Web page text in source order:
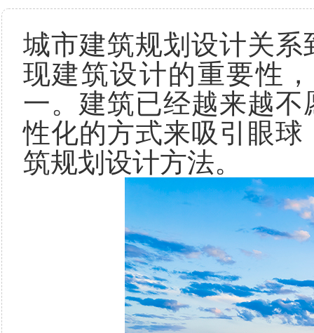
城市建筑规划设计关
现建筑设计的重要性
一。建筑已经越来越
性化的方式来吸引眼
筑规划设计方法。